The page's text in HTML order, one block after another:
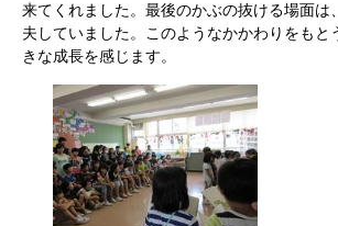
来てくれました。最後のかぶの抜ける場面は
夫していました。このようなかかわりをもと
きな成長を感じます。